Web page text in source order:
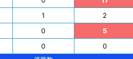
1 2
0 5
0 0